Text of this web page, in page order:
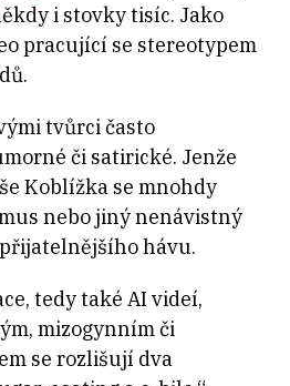
i stovky tisíc. Jako
pracující se stereotypem
tvůrci často
či satirické. Jenže
Koblížka se mnohdy
nebo jiný nenávistný
hávu.
tedy také AI videí,
mizogynním či
se rozlišují dva